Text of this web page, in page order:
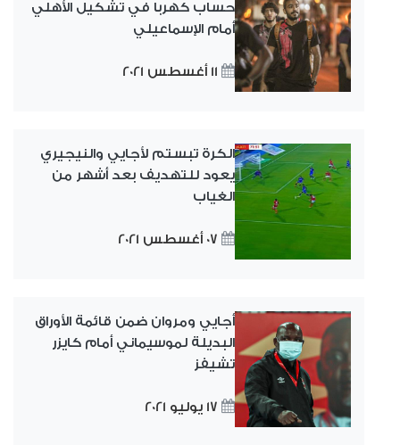
حساب كهربا في تشكيل الأهلي
أمام الإسماعيلي
11 أغسطس 2021
الكرة تبستم لأجايي والنيجيري
يعود للتهديف بعد أشهر من
الغياب
07 أغسطس 2021
أجايي ومروان ضمن قائمة الأوراق
البديلة لموسيماني أمام كايزر
تشيفز
17 يوليو 2021